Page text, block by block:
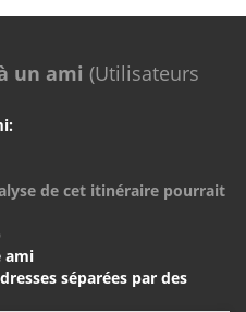
un ami (Utilisateurs
de cet itinéraire pourrait
ami
séparées par des